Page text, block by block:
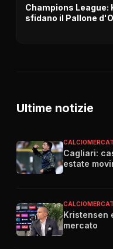
Champions League:
sfidano il Pallone
Ultime notizie
Cagliari:
estate
Kristensen
mercato